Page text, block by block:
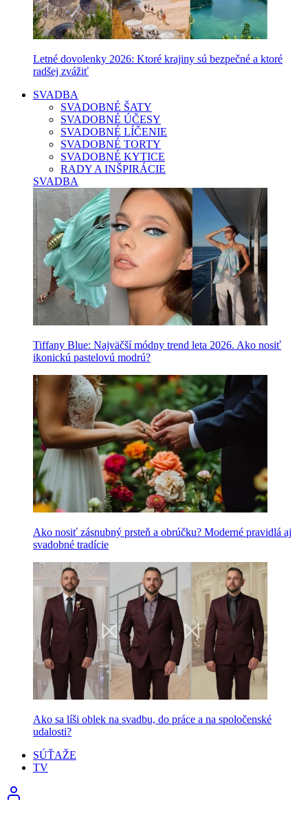
Letné dovolenky 2026: Ktoré krajiny sú bezpečné a ktoré
radšej zvážiť
SVADBA
SVADOBNÉ ŠATY
SVADOBNÉ ÚČESY
SVADOBNÉ LÍČENIE
SVADOBNÉ TORTY
SVADOBNÉ KYTICE
RADY A INŠPIRÁCIE
SVADBA
Tiffany Blue: Najväčší módny trend leta 2026. Ako nosiť
ikonickú pastelovú modrú?
Ako nosiť zásnubný prsteň a obrúčku? Moderné pravidlá aj
svadobné tradície
Ako sa líši oblek na svadbu, do práce a na spoločenské
udalosti?
SÚŤAŽE
TV